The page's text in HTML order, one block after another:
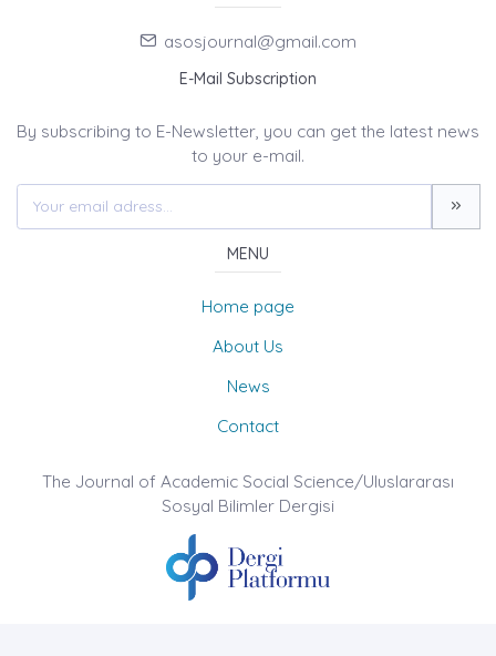
asosjournal@gmail.com
E-Mail Subscription
By subscribing to E-Newsletter, you can get the latest news
to your e-mail.
MENU
Home page
About Us
News
Contact
The Journal of Academic Social Science/Uluslararası
Sosyal Bilimler Dergisi